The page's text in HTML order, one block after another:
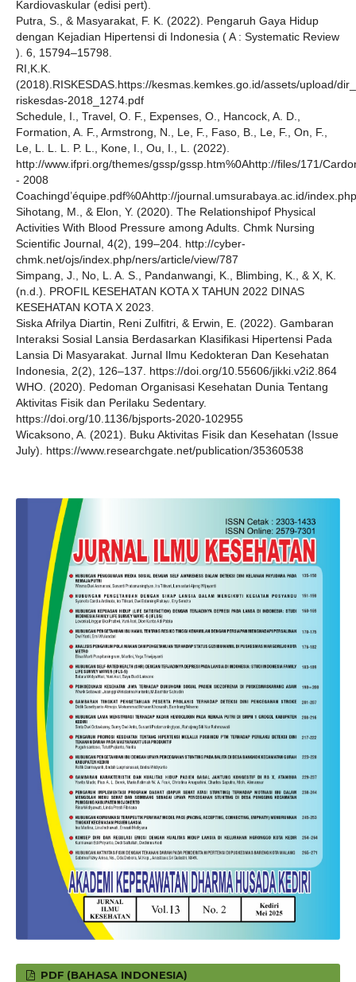
Kardiovaskular (edisi pert).
Putra, S., & Masyarakat, F. K. (2022). Pengaruh Gaya Hidup
dengan Kejadian Hipertensi di Indonesia ( A : Systematic Review
). 6, 15794–15798.
RI,K.K.
(2018).RISKESDAS.https://kesmas.kemkes.go.id/assets/upload/
riskesdas-2018_1274.pdf
Schedule, I., Travel, O. F., Expenses, O., Hancock, A. D.,
Formation, A. F., Armstrong, N., Le, F., Faso, B., Le, F., On, F.,
Le, L. L. L. P. L., Kone, I., Ou, I., L. (2022).
http://www.ifpri.org/themes/gssp/gssp.htm%0Ahttp://files/171/
- 2008
Coachingd’équipe.pdf%0Ahttp://journal.umsurabaya.ac.id/
Sihotang, M., & Elon, Y. (2020). The Relationshipof Physical
Activities With Blood Pressure among Adults. Chmk Nursing
Scientific Journal, 4(2), 199–204. http://cyber-
chmk.net/ojs/index.php/ners/article/view/787
Simpang, J., No, L. A. S., Pandanwangi, K., Blimbing, K., & X, K.
(n.d.). PROFIL KESEHATAN KOTA X TAHUN 2022 DINAS
KESEHATAN KOTA X 2023.
Siska Afrilya Diartin, Reni Zulfitri, & Erwin, E. (2022). Gambaran
Interaksi Sosial Lansia Berdasarkan Klasifikasi Hipertensi Pada
Lansia Di Masyarakat. Jurnal Ilmu Kedokteran Dan Kesehatan
Indonesia, 2(2), 126–137. https://doi.org/10.55606/jikki.v2i2.864
WHO. (2020). Pedoman Organisasi Kesehatan Dunia Tentang
Aktivitas Fisik dan Perilaku Sedentary.
https://doi.org/10.1136/bjsports-2020-102955
Wicaksono, A. (2021). Buku Aktivitas Fisik dan Kesehatan (Issue
July). https://www.researchgate.net/publication/35360538
PDF (BAHASA INDONESIA)